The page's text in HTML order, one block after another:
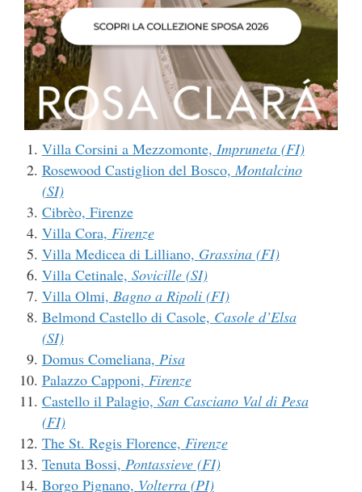
Villa Corsini a Mezzomonte, Impruneta (FI)
Rosewood Castiglion del Bosco, Montalcino
(SI)
Cibrèo, Firenze
Villa Cora, Firenze
Villa Medicea di Lilliano, Grassina (FI)
Villa Cetinale, Sovicille (SI)
Villa Olmi, Bagno a Ripoli (FI)
Belmond Castello di Casole, Casole d’Elsa
(SI)
Domus Comeliana, Pisa
Palazzo Capponi, Firenze
Castello il Palagio, San Casciano Val di Pesa
(FI)
The St. Regis Florence, Firenze
Tenuta Bossi, Pontassieve (FI)
Borgo Pignano, Volterra (PI)